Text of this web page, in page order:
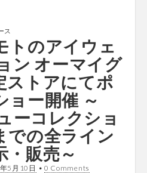
ス
トのアイウェ
ン オーマイグ
ストアにてポ
ョー開催 ～
ーコレクショ
での全ライン
・販売～
5月10日 • 0 Comments